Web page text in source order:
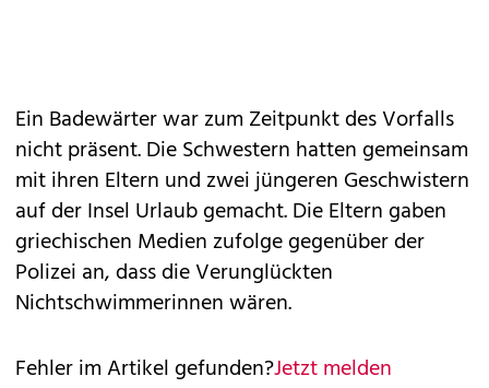
Ein Badewärter war zum Zeitpunkt des Vorfalls
nicht präsent. Die Schwestern hatten gemeinsam
mit ihren Eltern und zwei jüngeren Geschwistern
auf der Insel Urlaub gemacht. Die Eltern gaben
griechischen Medien zufolge gegenüber der
Polizei an, dass die Verunglückten
Nichtschwimmerinnen wären.
Fehler im Artikel gefunden?Jetzt melden